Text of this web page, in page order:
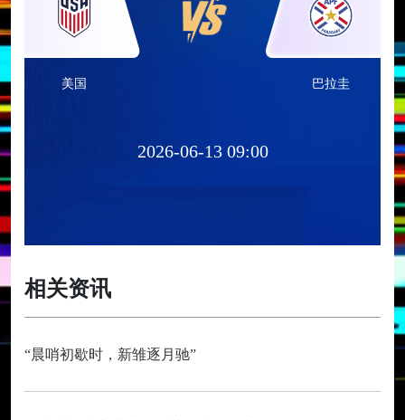
美国 巴拉圭
2026-06-13 09:00
相关资讯
“晨哨初歇时，新雏逐月驰”